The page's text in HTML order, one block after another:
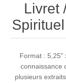
Livret
Format : 5,25"
connaissance
plusieurs